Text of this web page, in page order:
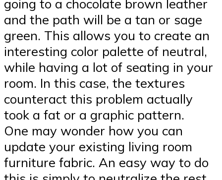
going to a chocolate brown leather
and the path will be a tan or sage
green. This allows you to create an
interesting color palette of neutral,
while having a lot of seating in your
room. In this case, the textures
counteract this problem actually
took a fat or a graphic pattern.
One may wonder how you can
update your existing living room
furniture fabric. An easy way to do